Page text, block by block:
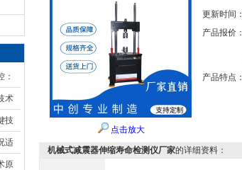
：
优
术
技
适
原
点击放大
更新时间：
产品报价：
产品特点：
机械式减震器伸缩寿命检测仪厂家的详细资料：